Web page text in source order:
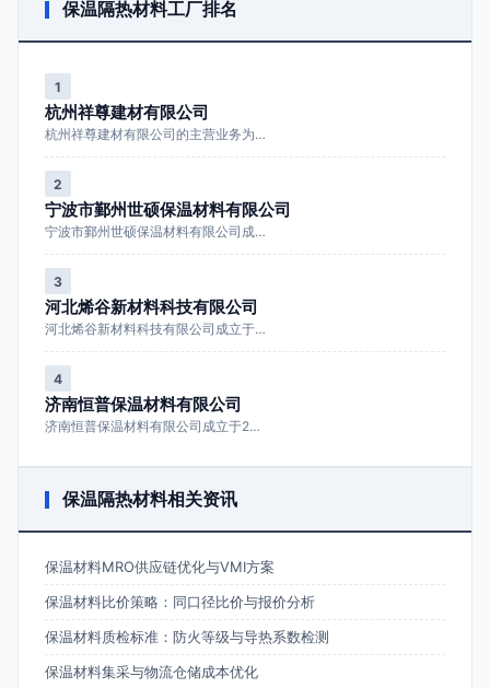
保温隔热材料工厂排名
1
杭州祥尊建材有限公司
杭州祥尊建材有限公司的主营业务为…
2
宁波市鄞州世硕保温材料有限公司
宁波市鄞州世硕保温材料有限公司成…
3
河北烯谷新材料科技有限公司
河北烯谷新材料科技有限公司成立于…
4
济南恒普保温材料有限公司
济南恒普保温材料有限公司成立于2…
保温隔热材料相关资讯
保温材料MRO供应链优化与VMI方案
保温材料比价策略：同口径比价与报价分析
保温材料质检标准：防火等级与导热系数检测
保温材料集采与物流仓储成本优化